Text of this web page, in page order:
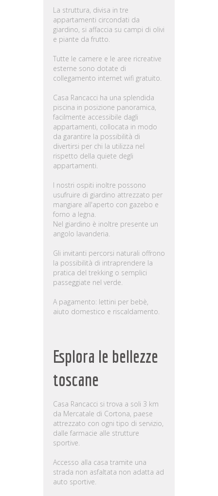
La struttura, divisa in tre
appartamenti circondati da
giardino, si affaccia su campi di olivi
e piante da frutto.
Tutte le camere e le aree ricreative
esterne sono dotate di
collegamento internet wifi gratuito.
Casa Rancacci ha una splendida
piscina in posizione panoramica,
facilmente accessibile dagli
appartamenti, collocata in modo
da garantire la possibilità di
divertirsi per chi la utilizza nel
rispetto della quiete degli
appartamenti.
I nostri ospiti inoltre possono
usufruire di giardino attrezzato per
mangiare all'aperto con gazebo e
forno a legna.
Nel giardino è inoltre presente un
angolo lavanderia.
Gli invitanti percorsi naturali offrono
la possibilità di intraprendere la
pratica del trekking o semplici
passeggiate nel verde.
A pagamento: lettini per bebè,
aiuto domestico e riscaldamento.
Esplora le bellezze
toscane
Casa Rancacci si trova a soli 3 km
da Mercatale di Cortona, paese
attrezzato con ogni tipo di servizio,
dalle farmacie alle strutture
sportive.
Accesso alla casa tramite una
strada non asfaltata non adatta ad
auto sportive.